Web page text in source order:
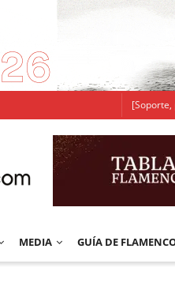
[Soporte,
MEDIA GUÍA DE